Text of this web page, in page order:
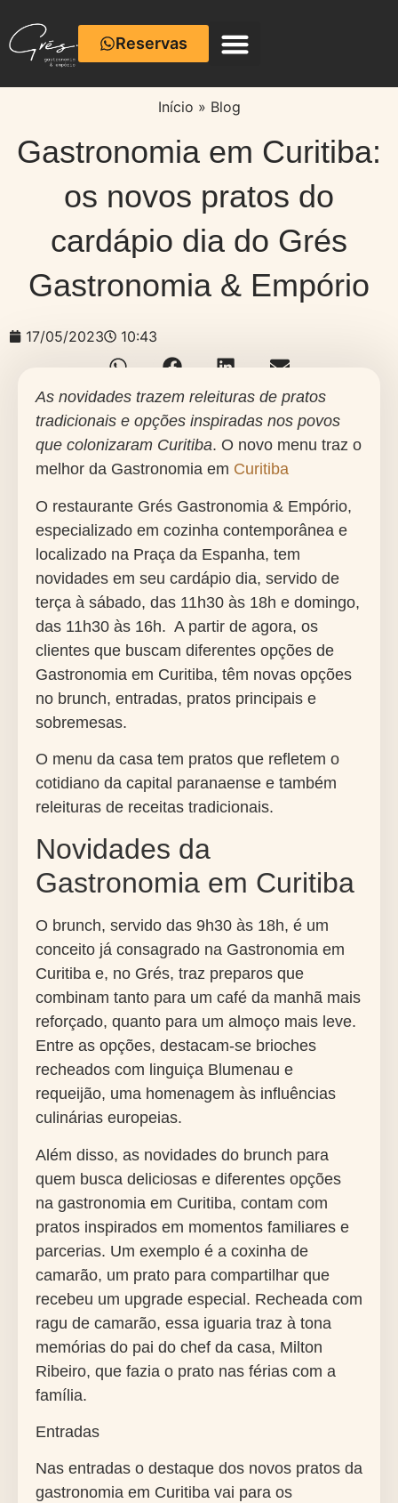
Reservas
Início » Blog
Gastronomia em Curitiba:
os novos pratos do
cardápio dia do Grés
Gastronomia & Empório
17/05/2023 10:43
As novidades trazem releituras de pratos
tradicionais e opções inspiradas nos povos
que colonizaram Curitiba. O novo menu traz o
melhor da Gastronomia em Curitiba
O restaurante Grés Gastronomia & Empório,
especializado em cozinha contemporânea e
localizado na Praça da Espanha, tem
novidades em seu cardápio dia, servido de
terça à sábado, das 11h30 às 18h e domingo,
das 11h30 às 16h. A partir de agora, os
clientes que buscam diferentes opções de
Gastronomia em Curitiba, têm novas opções
no brunch, entradas, pratos principais e
sobremesas.
O menu da casa tem pratos que refletem o
cotidiano da capital paranaense e também
releituras de receitas tradicionais.
Novidades da
Gastronomia em Curitiba
O brunch, servido das 9h30 às 18h, é um
conceito já consagrado na Gastronomia em
Curitiba e, no Grés, traz preparos que
combinam tanto para um café da manhã mais
reforçado, quanto para um almoço mais leve.
Entre as opções, destacam-se brioches
recheados com linguiça Blumenau e
requeijão, uma homenagem às influências
culinárias europeias.
Além disso, as novidades do brunch para
quem busca deliciosas e diferentes opções
na gastronomia em Curitiba, contam com
pratos inspirados em momentos familiares e
parcerias. Um exemplo é a coxinha de
camarão, um prato para compartilhar que
recebeu um upgrade especial. Recheada com
ragu de camarão, essa iguaria traz à tona
memórias do pai do chef da casa, Milton
Ribeiro, que fazia o prato nas férias com a
família.
Entradas
Nas entradas o destaque dos novos pratos da
gastronomia em Curitiba vai para os